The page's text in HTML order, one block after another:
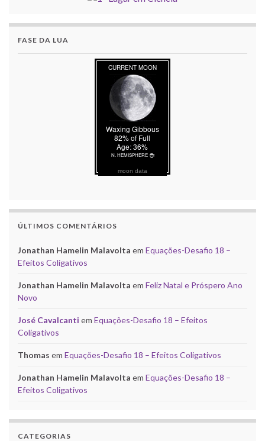
FASE DA LUA
moon data
ÚLTIMOS COMENTÁRIOS
Jonathan Hamelin Malavolta em Equações-Desafio 18 –
Efeitos Coligativos
Jonathan Hamelin Malavolta em Feliz Natal e Próspero Ano
Novo
José Cavalcanti em Equações-Desafio 18 – Efeitos
Coligativos
Thomas em Equações-Desafio 18 – Efeitos Coligativos
Jonathan Hamelin Malavolta em Equações-Desafio 18 –
Efeitos Coligativos
CATEGORIAS